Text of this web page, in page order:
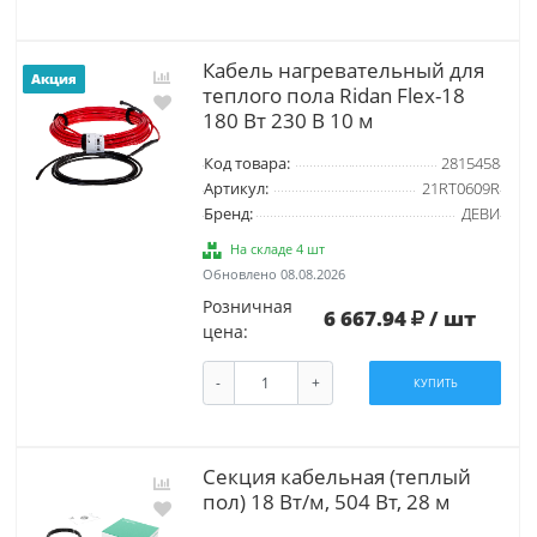
Акция
Кабель нагревательный для
теплого пола Ridan Flex-18
180 Вт 230 В 10 м
Код товара:
2815458
Артикул:
21RT0609R
Бренд:
ДЕВИ
На складе 4 шт
Обновлено 08.08.2026
Розничная
цена:
6 667.94 / шт
- + КУПИТЬ
Секция кабельная (теплый
пол) 18 Вт/м, 504 Вт, 28 м